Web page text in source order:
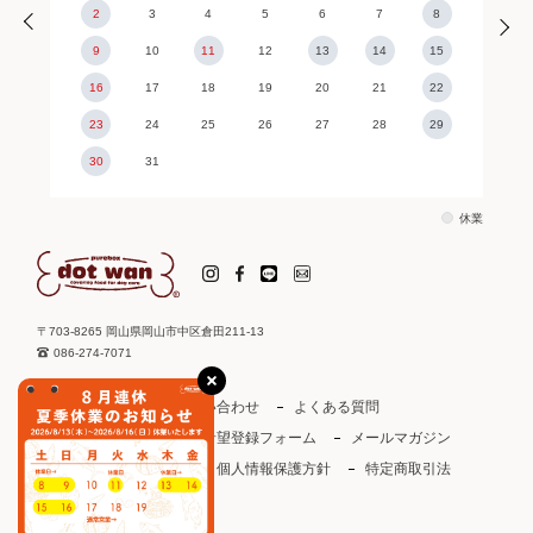
2 3 4 5 6 7 8
9 10 11 12 13 14 15
16 17 18 19 20 21 22
23 24 25 26 27 28 29
30 31
休業
〒703-8265 岡山県岡山市中区倉田211-13
086-274-7071
ご利用ガイド お問い合わせ
よくある質問
取り扱い店
お取引希望登録フォーム
メールマガジン
ドットわんカタログ
個人情報保護方針
特定商取引法
会社概要
会員規約